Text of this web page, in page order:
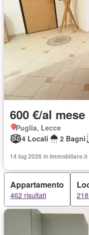
600 €/al mese
Puglia, Lecce
4 Locali
2 Bagni
14 lug 2026 in Immobiliare.it
Appartamento
462 risultati